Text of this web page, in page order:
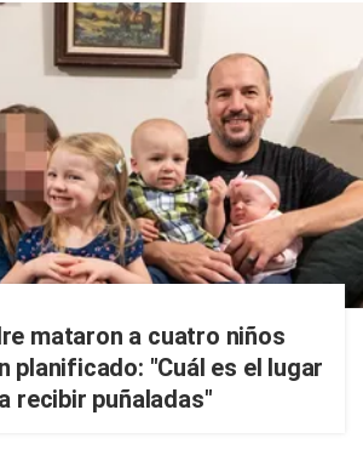
mataron a cuatro niños
planificado: "Cuál es el lugar
recibir puñaladas"